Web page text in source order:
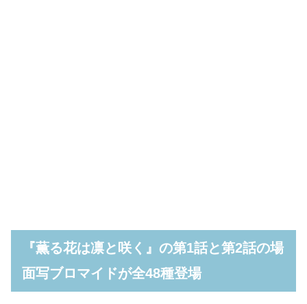
『薫る花は凛と咲く』の第1話と第2話の場
面写ブロマイドが全48種登場